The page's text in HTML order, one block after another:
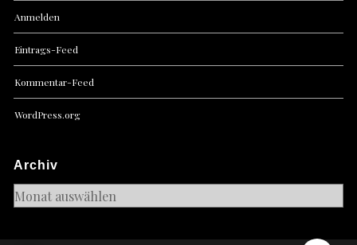
Anmelden
Eintrags-Feed
Kommentar-Feed
WordPress.org
Archiv
Archiv